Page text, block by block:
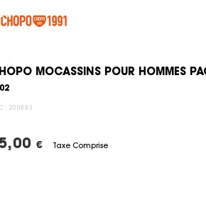
MOCASSINS POUR HOMMES
200883
€ Taxe Comprise